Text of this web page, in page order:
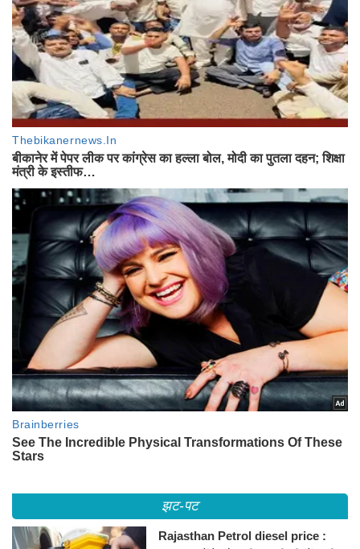
झट-पट
Rajasthan Petrol diesel price :